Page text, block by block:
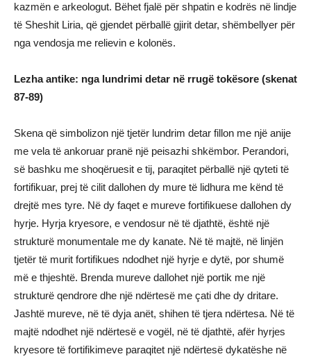
kazmën e arkeologut. Bëhet fjalë për shpatin e kodrës në lindje
të Sheshit Liria, që gjendet përballë gjirit detar, shëmbellyer për
nga vendosja me relievin e kolonës.
Lezha antike: nga lundrimi detar në rrugë tokësore (skenat
87-89)
Skena që simbolizon një tjetër lundrim detar fillon me një anije
me vela të ankoruar pranë një peisazhi shkëmbor. Perandori,
së bashku me shoqëruesit e tij, paraqitet përballë një qyteti të
fortifikuar, prej të cilit dallohen dy mure të lidhura me kënd të
drejtë mes tyre. Në dy faqet e mureve fortifikuese dallohen dy
hyrje. Hyrja kryesore, e vendosur në të djathtë, është një
strukturë monumentale me dy kanate. Në të majtë, në linjën
tjetër të murit fortifikues ndodhet një hyrje e dytë, por shumë
më e thjeshtë. Brenda mureve dallohet një portik me një
strukturë qendrore dhe një ndërtesë me çati dhe dy dritare.
Jashtë mureve, në të dyja anët, shihen të tjera ndërtesa. Në të
majtë ndodhet një ndërtesë e vogël, në të djathtë, afër hyrjes
kryesore të fortifikimeve paraqitet një ndërtesë dykatëshe në